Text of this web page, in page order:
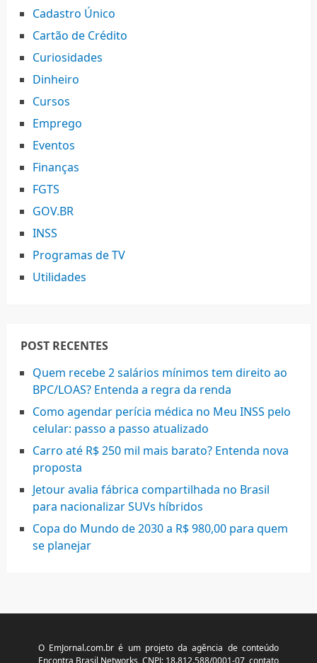
Cadastro Único
Cartão de Crédito
Curiosidades
Dinheiro
Cursos
Emprego
Eventos
Finanças
FGTS
GOV.BR
INSS
Programas de TV
Utilidades
POST RECENTES
Quem recebe 2 salários mínimos tem direito ao
BPC/LOAS? Entenda a regra da renda
Como agendar perícia médica no Meu INSS pelo
celular: passo a passo atualizado
Carro até R$ 250 mil mais barato? Entenda nova
proposta
Jetour avalia fábrica compartilhada no Brasil
para nacionalizar SUVs híbridos
Copa do Mundo de 2030 a R$ 980,00 para quem
se planejar
O EmJornal.com.br é um projeto da agência de conteúdo
Encontra Brasil Networks, CNPJ: 18.812.588/0001-07, contato